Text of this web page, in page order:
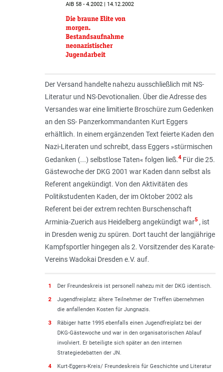
AIB 58 - 4.2002 | 14.12.2002
Die braune Elite von
morgen.
Bestandsaufnahme
neonazistischer
Jugendarbeit
Der Versand handelte nahezu ausschließlich mit NS-
Literatur und NS-Devotionalien. Über die Adresse des
Versandes war eine limitierte Broschüre zum Gedenken
an den SS- Panzerkommandanten Kurt Eggers
erhältlich. In einem ergänzenden Text feierte Kaden den
Nazi-Literaten und schreibt, dass Eggers »stürmischen
Gedanken (...) selbstlose Taten« folgen ließ.4Für die 25.
Gästewoche der DKG 2001 war Kaden dann selbst als
Referent angekündigt. Von den Aktivitäten des
Politikstudenten Kaden, der im Oktober 2002 als
Referent bei der extrem rechten Burschenschaft
Arminia-Zuerich aus Heidelberg angekündigt war5, ist
in Dresden wenig zu spüren. Dort taucht der langjährige
Kampfsportler hingegen als 2. Vorsitzender des Karate-
Vereins Wadokai Dresden e.V. auf.
1 Der Freundeskreis ist personell nahezu mit der DKG identisch.
2
Jugendfreiplatz: ältere Teilnehmer der Treffen übernehmen
die anfallenden Kosten für Jungnazis.
3
Räbiger hatte 1995 ebenfalls einen Jugendfreiplatz bei der
DKG-Gästewoche und war in den organisatorischen Ablauf
involviert. Er beteiligte sich später an den internen
Strategiedebatten der JN.
4
Kurt-Eggers-Kreis/ Freundeskreis für Geschichte und Literatur